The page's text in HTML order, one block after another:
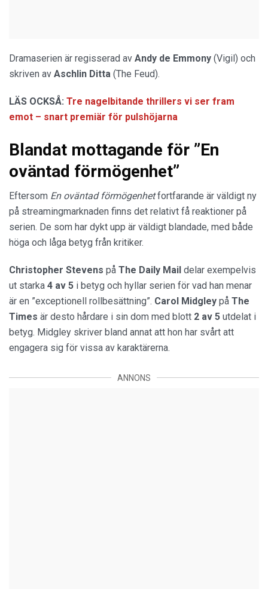
Dramaserien är regisserad av Andy de Emmony (Vigil) och
skriven av Aschlin Ditta (The Feud).
LÄS OCKSÅ: Tre nagelbitande thrillers vi ser fram
emot – snart premiär för pulshöjarna
Blandat mottagande för ”En
oväntad förmögenhet”
Eftersom En oväntad förmögenhetfortfarande är väldigt ny
på streamingmarknaden finns det relativt få reaktioner på
serien. De som har dykt upp är väldigt blandade, med både
höga och låga betyg från kritiker.
Christopher Stevens på The Daily Mail delar exempelvis
ut starka 4 av 5 i betyg och hyllar serien för vad han menar
är en ”exceptionell rollbesättning”. Carol Midgley på The
Times är desto hårdare i sin dom med blott 2 av 5 utdelat i
betyg. Midgley skriver bland annat att hon har svårt att
engagera sig för vissa av karaktärerna.
ANNONS